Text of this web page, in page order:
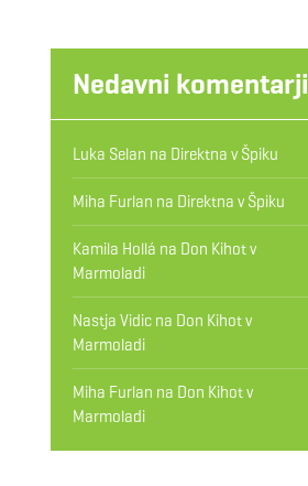
Nedavni komentarji
Luka Selan na Direktna v Špiku
Miha Furlan na Direktna v Špiku
Kamila Hollá na Don Kihot v
Marmoladi
Nastja Vidicna Don Kihot v
Marmoladi
Miha Furlan na Don Kihot v
Marmoladi